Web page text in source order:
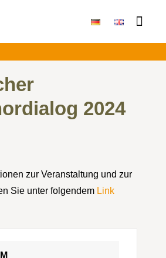
2024
zur Veranstaltung und zur
Sie unter folgendem Link